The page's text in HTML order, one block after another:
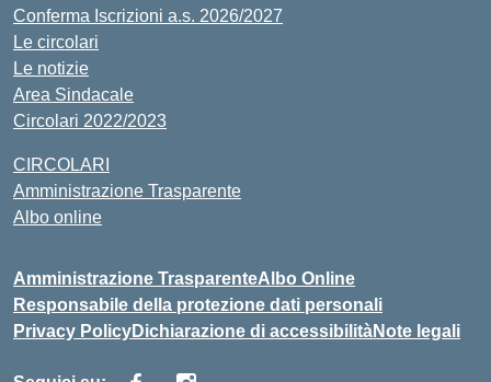
Conferma Iscrizioni a.s. 2026/2027
Le circolari
Le notizie
Area Sindacale
Circolari 2022/2023
CIRCOLARI
Amministrazione Trasparente
Albo online
Amministrazione TrasparenteAlbo Online
Responsabile della protezione dati personali
Privacy PolicyDichiarazione di accessibilitàNote legali